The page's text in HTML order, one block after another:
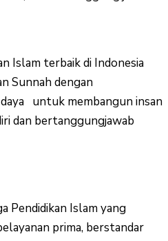
Islam terbaik di Indonesia
Sunnah dengan
untuk membangun insan
dan bertanggungjawab
Pendidikan Islam yang
prima, berstandar